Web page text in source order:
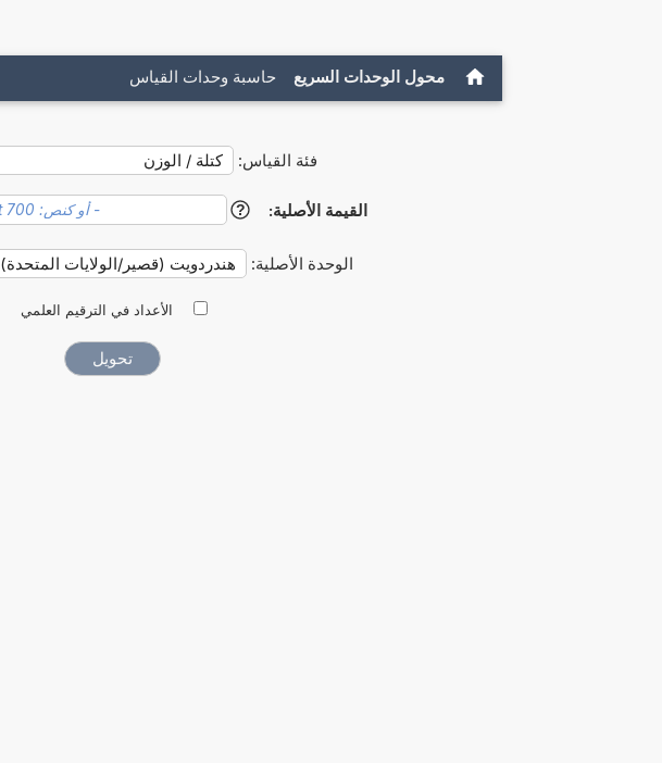
محول الوحدات السريع حاسبة وحدات القياس
فئة القياس:
القيمة الأصلية: ?
الوحدة الأصلية:
الأعداد في الترقيم العلمي